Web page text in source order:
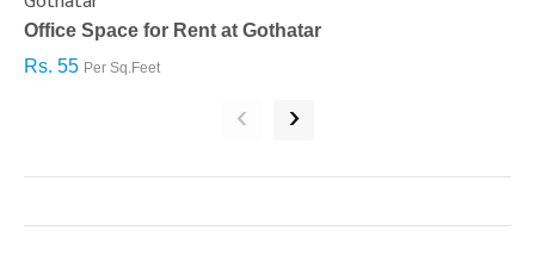
Office Space for Rent at Gothatar
Rs. 55 Per Sq.Feet
‹ ›